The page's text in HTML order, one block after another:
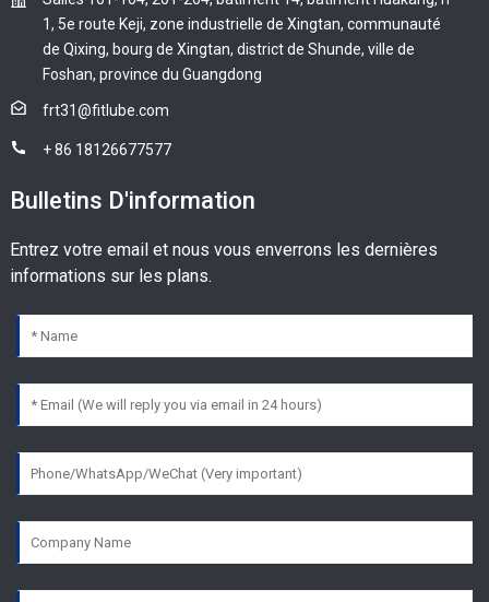
1, 5e route Keji, zone industrielle de Xingtan, communauté
de Qixing, bourg de Xingtan, district de Shunde, ville de
Foshan, province du Guangdong
frt31@fitlube.com
+ 86 18126677577
Bulletins D'information
Entrez votre email et nous vous enverrons les dernières
informations sur les plans.